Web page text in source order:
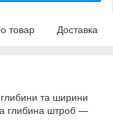
товар Доставка
глибини та ширини
глибина штроб —